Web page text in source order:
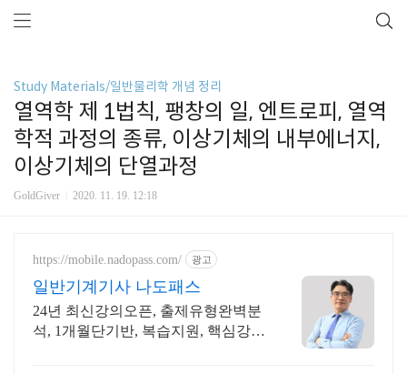
Study Materials/일반물리학 개념 정리
열역학 제 1법칙, 팽창의 일, 엔트로피, 열역
학적 과정의 종류, 이상기체의 내부에너지,
이상기체의 단열과정
GoldGiver 2020. 11. 19. 12:18
https://mobile.nadopass.com/ 광고
일반기계기사 나도패스
24년 최신강의오픈, 출제유형완벽분
석, 1개월단기반, 복습지원, 핵심강의